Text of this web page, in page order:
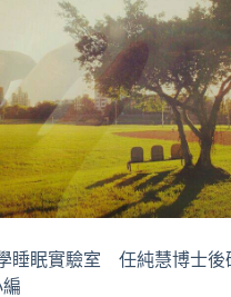
睡眠實驗室 任純慧博士後